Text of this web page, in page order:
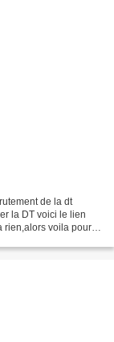
de la dt
la DT voici le lien
rien,alors voila pour